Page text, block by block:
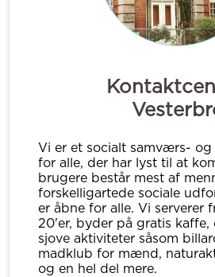
Vi er et socialt samværs-
for alle, der har lyst til at
brugere består mest af
forskelligartede sociale
er åbne for alle. Vi serverer
20'er, byder på gratis kaffe,
sjove aktiviteter såsom
madklub for mænd,
og en hel del mere.